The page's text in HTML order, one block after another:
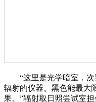
“这里是光学暗室，次
辐射的仪器。黑色能最大
果。”辐射取日照尝试室担